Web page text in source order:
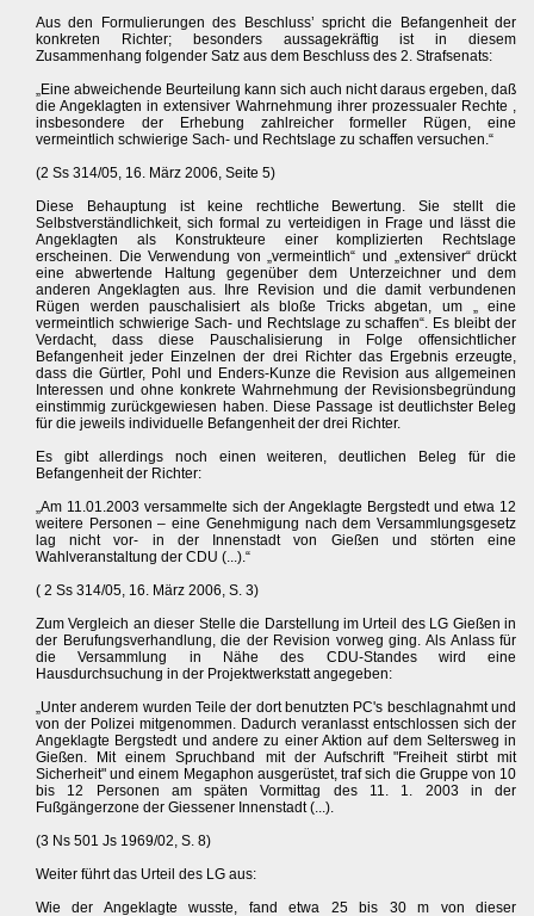
Aus den Formulierungen des Beschluss’ spricht die Befangenheit der
konkreten Richter; besonders aussagekräftig ist in diesem
Zusammenhang folgender Satz aus dem Beschluss des 2. Strafsenats:
„Eine abweichende Beurteilung kann sich auch nicht daraus ergeben, daß
die Angeklagten in extensiver Wahrnehmung ihrer prozessualer Rechte ,
insbesondere der Erhebung zahlreicher formeller Rügen, eine
vermeintlich schwierige Sach- und Rechtslage zu schaffen versuchen.“
(2 Ss 314/05, 16. März 2006, Seite 5)
Diese Behauptung ist keine rechtliche Bewertung. Sie stellt die
Selbstverständlichkeit, sich formal zu verteidigen in Frage und lässt die
Angeklagten als Konstrukteure einer komplizierten Rechtslage
erscheinen. Die Verwendung von „vermeintlich“ und „extensiver“ drückt
eine abwertende Haltung gegenüber dem Unterzeichner und dem
anderen Angeklagten aus. Ihre Revision und die damit verbundenen
Rügen werden pauschalisiert als bloße Tricks abgetan, um „ eine
vermeintlich schwierige Sach- und Rechtslage zu schaffen“. Es bleibt der
Verdacht, dass diese Pauschalisierung in Folge offensichtlicher
Befangenheit jeder Einzelnen der drei Richter das Ergebnis erzeugte,
dass die Gürtler, Pohl und Enders-Kunze die Revision aus allgemeinen
Interessen und ohne konkrete Wahrnehmung der Revisionsbegründung
einstimmig zurückgewiesen haben. Diese Passage ist deutlichster Beleg
für die jeweils individuelle Befangenheit der drei Richter.
Es gibt allerdings noch einen weiteren, deutlichen Beleg für die
Befangenheit der Richter:
„Am 11.01.2003 versammelte sich der Angeklagte Bergstedt und etwa 12
weitere Personen – eine Genehmigung nach dem Versammlungsgesetz
lag nicht vor- in der Innenstadt von Gießen und störten eine
Wahlveranstaltung der CDU (...).“
( 2 Ss 314/05, 16. März 2006, S. 3)
Zum Vergleich an dieser Stelle die Darstellung im Urteil des LG Gießen in
der Berufungsverhandlung, die der Revision vorweg ging. Als Anlass für
die Versammlung in Nähe des CDU-Standes wird eine
Hausdurchsuchung in der Projektwerkstatt angegeben:
„Unter anderem wurden Teile der dort benutzten PC's beschlagnahmt und
von der Polizei mitgenommen. Dadurch veranlasst entschlossen sich der
Angeklagte Bergstedt und andere zu einer Aktion auf dem Seltersweg in
Gießen. Mit einem Spruchband mit der Aufschrift "Freiheit stirbt mit
Sicherheit" und einem Megaphon ausgerüstet, traf sich die Gruppe von 10
bis 12 Personen am späten Vormittag des 11. 1. 2003 in der
Fußgängerzone der Giessener Innenstadt (...).
(3 Ns 501 Js 1969/02, S. 8)
Weiter führt das Urteil des LG aus:
Wie der Angeklagte wusste, fand etwa 25 bis 30 m von dieser